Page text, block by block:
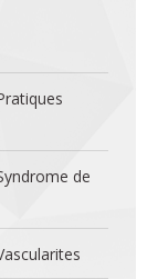
de